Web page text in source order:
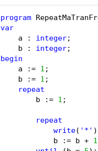
program
var
a : integer;
b : integer;
begin
a := 1 ;
b := 1 ;
repeat
b := 1 ;
repeat
write( '*'
b := b + 1